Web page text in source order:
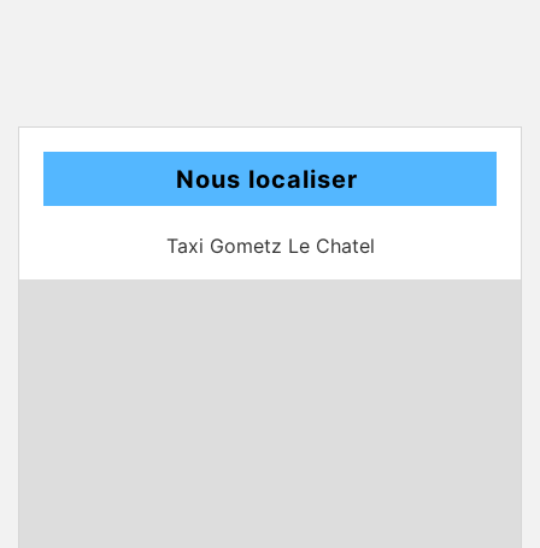
Nous localiser
Taxi Gometz Le Chatel